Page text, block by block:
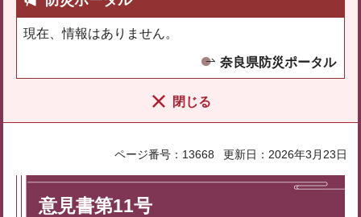
現在、情報はありません。
奈良県防災ポータル
閉じる
ページ番号：13668 更新日：2026年3月23日
意見書第11号